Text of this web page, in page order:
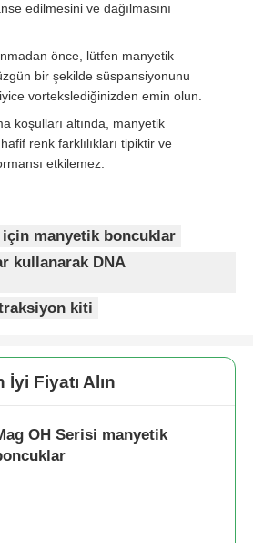
edilmesini ve dağılmasını
önce, lütfen manyetik
bir şekilde süspansiyonunu
vortekslediğinizden emin olun.
koşulları altında, manyetik
renk farklılıkları tipiktir ve
etkilemez.
için manyetik boncuklar
kullanarak DNA
kiti
İyi Fiyatı Alın
OH Serisi manyetik